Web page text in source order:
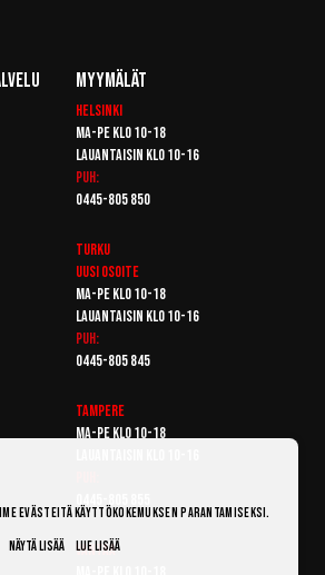
Myymälät
Helsinki
Ma-pe klo 10-18
Lauantaisin klo 10-16
Puh:
0445-805 850
Turku
Uusi osoite
Ma-pe klo 10-18
Lauantaisin klo 10-16
Puh:
0445-805 845
Tampere
Ma-pe klo 10-18
Vantaa
evästeitä käyttökokemuksen parantamiseksi.
Näytä lisää Lue lisää